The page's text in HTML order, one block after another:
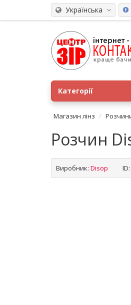
Українська
Категорії
Магазин лінз
Розчин
Виробник: Disop ID: